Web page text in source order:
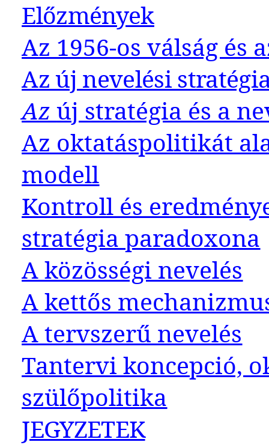
Előzmények
Az 1956-os válság és
Az új nevelési
Azúj stratégia és a
Az oktatáspolitikát
modell
Kontroll és
stratégia paradoxona
A közösségi nevelés
A kettős
A tervszerű nevelés
Tantervi koncepció,
szülőpolitika
JEGYZETEK